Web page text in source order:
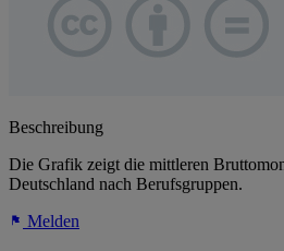
Beschreibung
Die Grafik zeigt die mittleren
Deutschland nach Berufsgruppen.
Melden